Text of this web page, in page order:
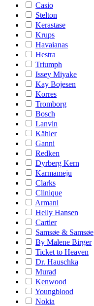
Casio
Stelton
Kerastase
Krups
Havaianas
Hestra
Triumph
Issey Miyake
Kay Bojesen
Korres
Tromborg
Bosch
Lanvin
Kähler
Ganni
Redken
Dyrberg Kern
Karmameju
Clarks
Clinique
Armani
Helly Hansen
Cartier
Samsøe & Samsøe
By Malene Birger
Ticket to Heaven
Dr. Hauschka
Murad
Kenwood
Youngblood
Nokia